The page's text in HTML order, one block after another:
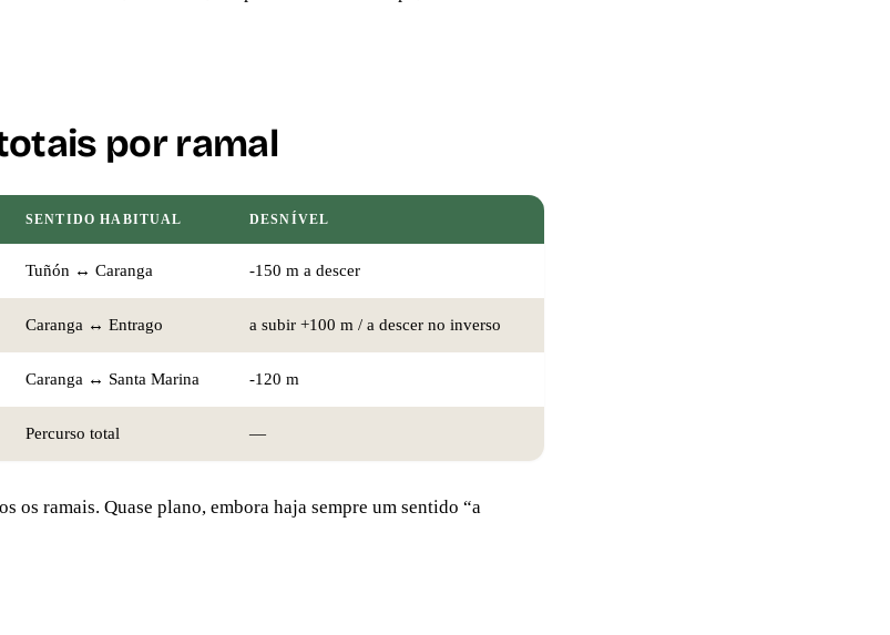
por ramal
SENTIDO HABITUAL DESNÍVEL
Tuñón ↔ Caranga -150 m a descer
Caranga ↔ Entrago a subir +100 m / a descer no inverso
Caranga ↔ Santa Marina -120 m
Percurso total —
os ramais. Quase plano, embora haja sempre um sentido “a